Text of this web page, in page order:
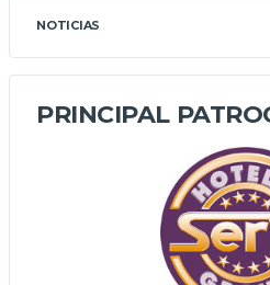
NOTICIAS
PRINCIPAL